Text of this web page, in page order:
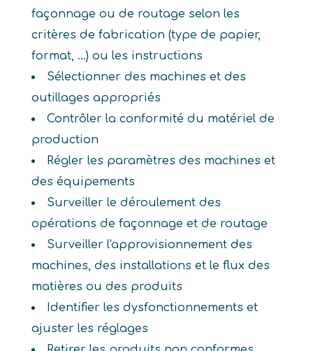
façonnage ou de routage selon les
critères de fabrication (type de papier,
format, ...) ou les instructions
Sélectionner des machines et des
outillages appropriés
Contrôler la conformité du matériel de
production
Régler les paramètres des machines et
des équipements
Surveiller le déroulement des
opérations de façonnage et de routage
Surveiller l'approvisionnement des
machines, des installations et le flux des
matières ou des produits
Identifier les dysfonctionnements et
ajuster les réglages